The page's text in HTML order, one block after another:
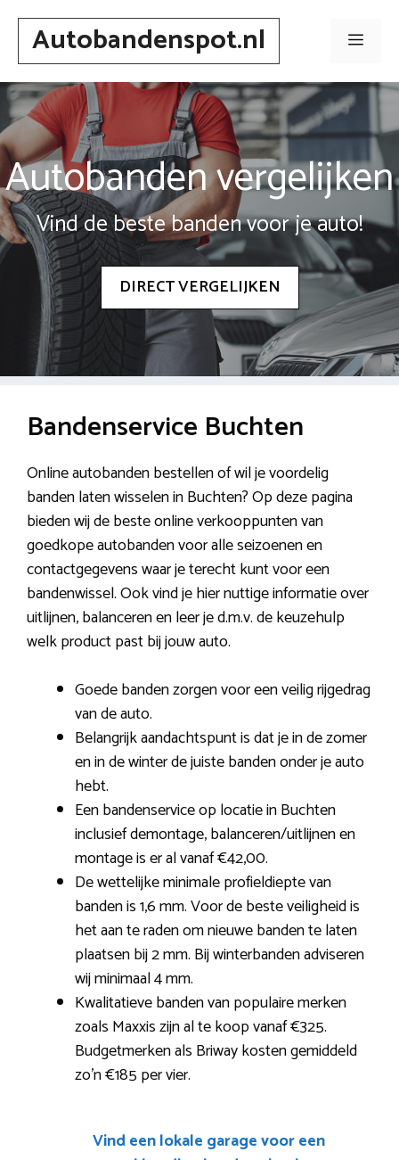
Spring
inhoudAutobandenspot.nl Menu
Autobanden vergelijken
Vind de beste banden voor je auto!
DIRECT VERGELIJKEN
Bandenservice Buchten
Online autobanden bestellen of wil je voordelig
banden laten wisselen in Buchten? Op deze pagina
bieden wij de beste online verkooppunten van
goedkope autobanden voor alle seizoenen en
contactgegevens waar je terecht kunt voor een
bandenwissel. Ook vind je hier nuttige informatie over
uitlijnen, balanceren en leer je d.m.v. de keuzehulp
welk product past bij jouw auto.
Goede banden zorgen voor een veilig rijgedrag
van de auto.
Belangrijk aandachtspunt is dat je in de zomer
en in de winter de juiste banden onder je auto
hebt.
Een bandenservice op locatie in Buchten
inclusief demontage, balanceren/uitlijnen en
montage is er al vanaf €42,00.
De wettelijke minimale profieldiepte van
banden is 1,6 mm. Voor de beste veiligheid is
het aan te raden om nieuwe banden te laten
plaatsen bij 2 mm. Bij winterbanden adviseren
wij minimaal 4 mm.
Kwalitatieve banden van populaire merken
zoals Maxxis zijn al te koop vanaf €325.
Budgetmerken als Briway kosten gemiddeld
zo’n €185 per vier.
Vind een lokale garage voor een